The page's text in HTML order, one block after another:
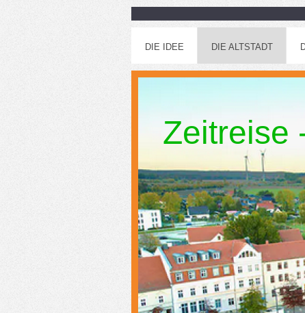
DIE IDEE DIE ALTSTADT
Zeitreise